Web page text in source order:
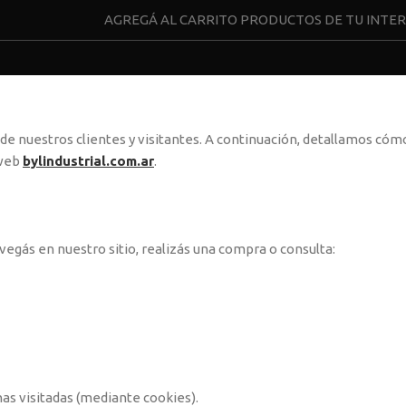
AGREGÁ AL CARRITO PRODUCTOS DE TU
nuestros clientes y visitantes. A continuación, detallamos
bylindustrial.com.ar.
en nuestro sitio, realizás una compra o consulta:
visitadas (mediante cookies).